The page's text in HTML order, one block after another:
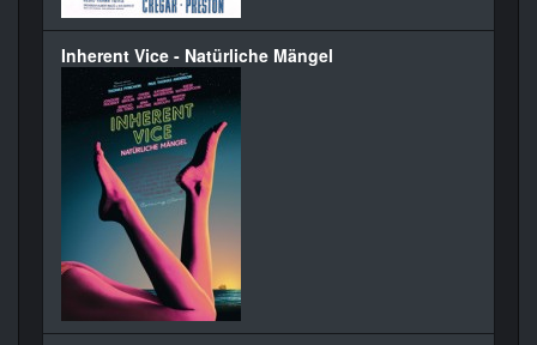
Inherent Vice - Natürliche Mängel